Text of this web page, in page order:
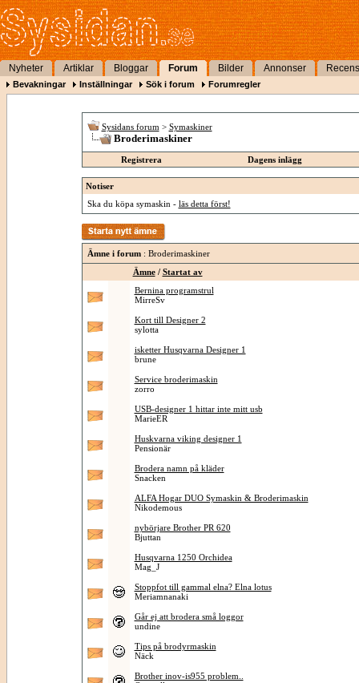
Nyheter Artiklar Bloggar Forum Bilder Annonser
Bevakningar Inställningar Sök i forum Forumregler
Sysidans forum > Symaskiner
Broderimaskiner
Registrera Dagens inlägg
Notiser
Ska du köpa symaskin - läs detta först!
Ämne i forum: Broderimaskiner
Ämne/ Startat av
Bernina programstrul
MirreSv
Kort till Designer 2
sylotta
isketter Husqvarna Designer 1
brune
Service broderimaskin
zorro
USB-designer 1 hittar inte mitt usb
MarieER
Huskvarna viking designer 1
Pensionär
Brodera namn på kläder
Snacken
ALFA Hogar DUO Symaskin & Broderimaskin
Nikodemous
nybörjare Brother PR 620
Bjuttan
Husqvarna 1250 Orchidea
Mag_J
Stoppfot till gammal elna? Elna lotus
Meriamnanaki
Går ej att brodera små loggor
undine
Tips på brodyrmaskin
Näck
Brother inov-is955 problem..